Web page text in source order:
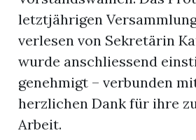
letztjährigen
verlesen von Sekretärin
wurde anschliessend
genehmigt – verbunden
herzlichen Dank für ihre
Arbeit.